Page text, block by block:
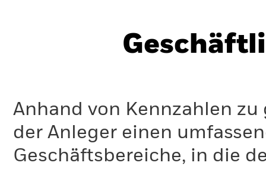
Anhand von Kennzahlen
der Anleger einen
Geschäftsbereiche, in die